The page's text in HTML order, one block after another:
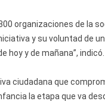
organizaciones de la
y su voluntad de
hoy y de mañana”, indicó.
ciudadana que
la etapa que va